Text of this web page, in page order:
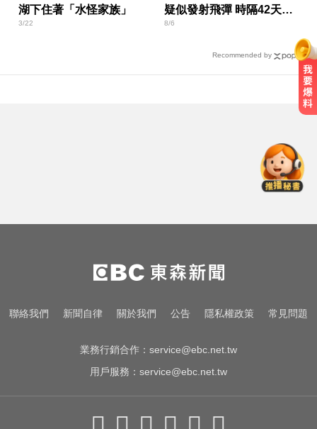
湖下住著「水怪家族」
3/22
疑似發射飛彈 時隔42天再
發射
8/6
Recommended by
顆粒」醫揭真相
新北人妻曬內褲被沾「嘉明」！竟
是老公爺爺帶回房磨蹭 氣炸提告
環法女子自行車賽爆「胸罩作
聯絡我們 新聞自律 關於我們 公告 隱私權政策 常見問題
業務行銷合作： service@ebc.net.tw
用戶服務： service@ebc.net.tw